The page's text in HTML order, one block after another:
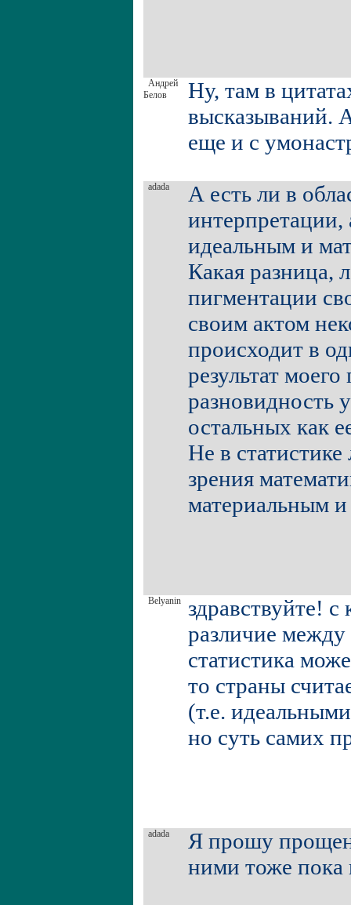
Андрей
Белов
Ну, там в
высказываний.
еще и с
adada
А есть ли в
интерпретации,
идеальным и
Какая разница,
пигментации
своим актом
происходит в
результат
разновидность
остальных как
Не в
зрения
материальным
Belyanin
здравствуйте!
различие
статистика
то страны
(т.е.
но суть самих
adada
Я прошу
ними тоже пока